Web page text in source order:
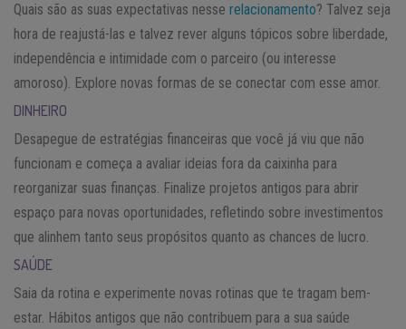
Quais são as suas expectativas nesse relacionamento? Talvez seja
hora de reajustá-las e talvez rever alguns tópicos sobre liberdade,
independência e intimidade com o parceiro (ou interesse
amoroso). Explore novas formas de se conectar com esse amor.
DINHEIRO
Desapegue de estratégias financeiras que você já viu que não
funcionam e começa a avaliar ideias fora da caixinha para
reorganizar suas finanças. Finalize projetos antigos para abrir
espaço para novas oportunidades, refletindo sobre investimentos
que alinhem tanto seus propósitos quanto as chances de lucro.
SAÚDE
Saia da rotina e experimente novas rotinas que te tragam bem-
estar. Hábitos antigos que não contribuem para a sua saúde